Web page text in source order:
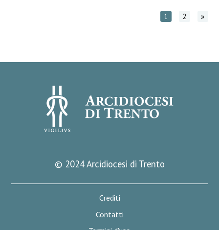
1 2 »
© 2024 Arcidiocesi di Trento
Crediti
Contatti